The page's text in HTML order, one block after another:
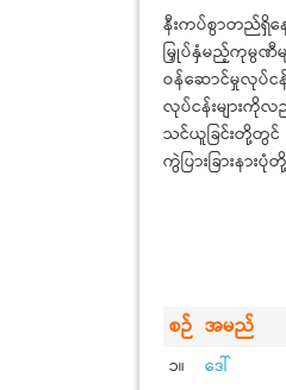
နီးကပ်စွာတည်ရှိန
မြှုပ်နှံမည့်ကုမ္ပဏီ
ဝန်ဆောင်မှုလုပ်င
လုပ်ငန်းများကို
သင်ယူခြင်းတို့တွင်
ကွဲပြားခြားနာ
စဉ် အမည်
၁။ ဒေါ်